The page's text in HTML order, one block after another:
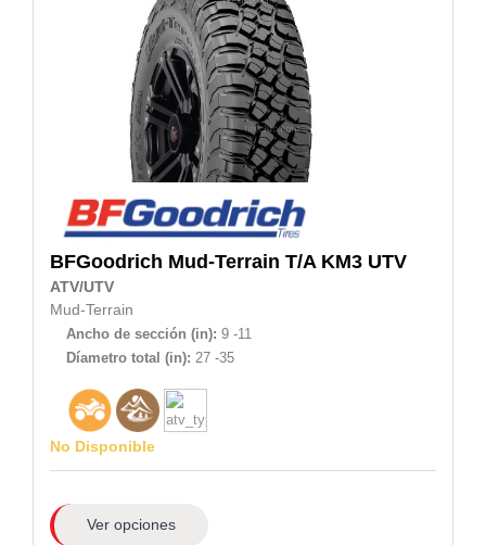
BFGoodrich Mud-Terrain T/A KM3 UTV
ATV/UTV
Mud-Terrain
Ancho de sección (in): 9 -11
Díametro total (in): 27 -35
No Disponible
Ver opciones